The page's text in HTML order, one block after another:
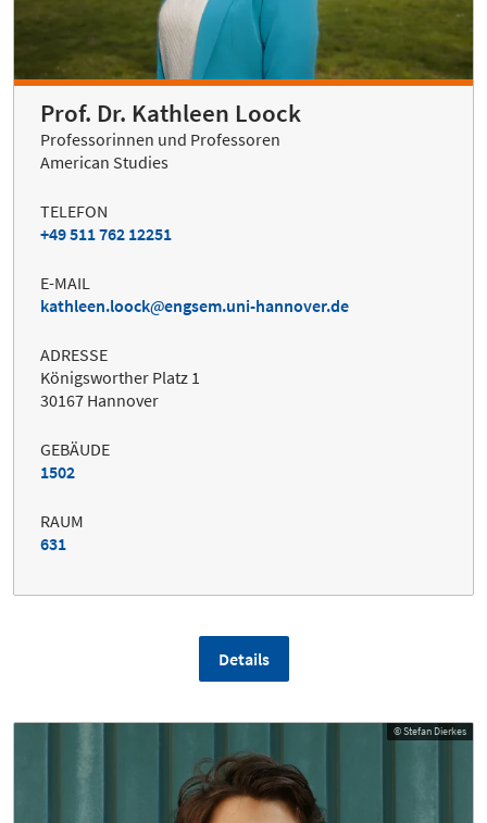
Prof. Dr. Kathleen Loock
Professorinnen und Professoren
American Studies
TELEFON
+49 511 762 12251
E-MAIL
kathleen.loock
engsem.uni-hannover.de
ADRESSE
Königsworther Platz 1
30167 Hannover
GEBÄUDE
1502
RAUM
631
Details
© Stefan Dierkes